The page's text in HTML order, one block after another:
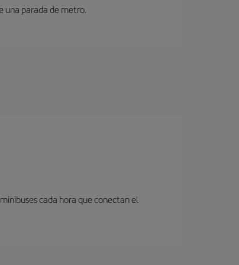
una parada de metro.
cada hora que conectan el